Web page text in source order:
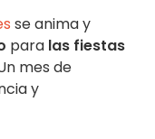
se anima y
para las fiestas
mes de
y